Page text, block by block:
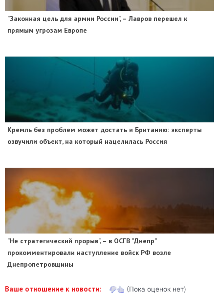
"Законная цель для армии России", – Лавров перешел к
прямым угрозам Европе
​Кремль без проблем может достать и Британию: эксперты
озвучили объект, на который нацелилась Россия
"Не стратегический прорыв", – в ОСГВ "Днепр"
прокомментировали наступление войск РФ возле
Днепропетровщины
Ваше отношение к новости: (Пока оценок нет)